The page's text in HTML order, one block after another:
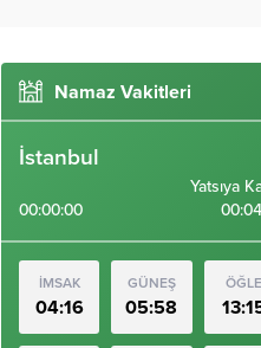
Namaz Vakitleri
İstanbul
00:00:00
Yatsıya
İMSAK
04:16
GÜNEŞ
05:58
ÖĞLE